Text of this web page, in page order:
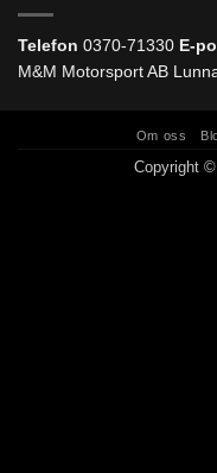
Telefon 0370-71330 E-
M&M Motorsport AB
Om oss
Copyright